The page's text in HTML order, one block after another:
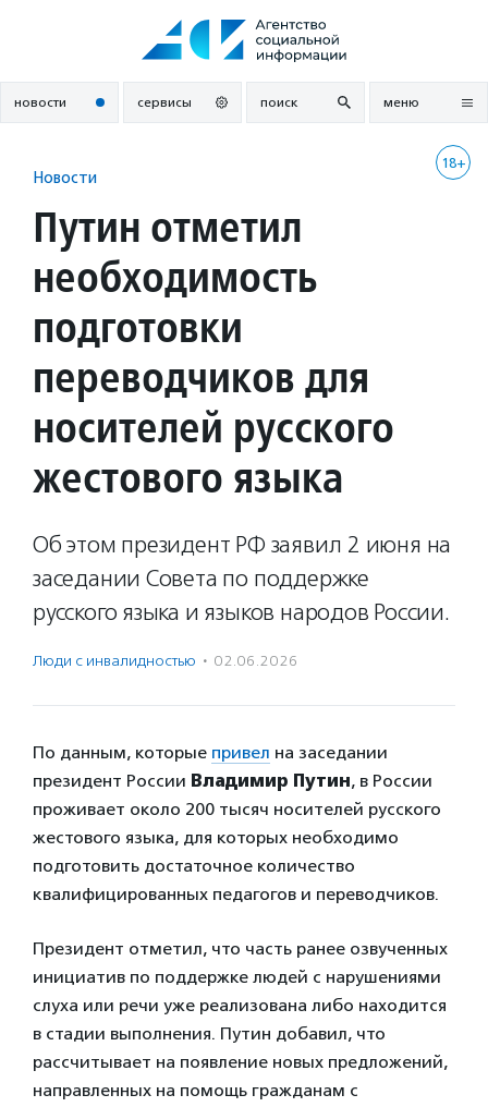
новости сервисы поиск меню
18+
Новости
Путин отметил
необходимость
подготовки
переводчиков для
носителей русского
жестового языка
Об этом президент РФ заявил 2 июня на
заседании Совета по поддержке
русского языка и языков народов России.
Люди с инвалидностью · 02.06.2026
По данным, которые привел на заседании
президент России Владимир Путин, в России
проживает около 200 тысяч носителей русского
жестового языка, для которых необходимо
подготовить достаточное количество
квалифицированных педагогов и переводчиков.
Президент отметил, что часть ранее озвученных
инициатив по поддержке людей с нарушениями
слуха или речи уже реализована либо находится
в стадии выполнения. Путин добавил, что
рассчитывает на появление новых предложений,
направленных на помощь гражданам с